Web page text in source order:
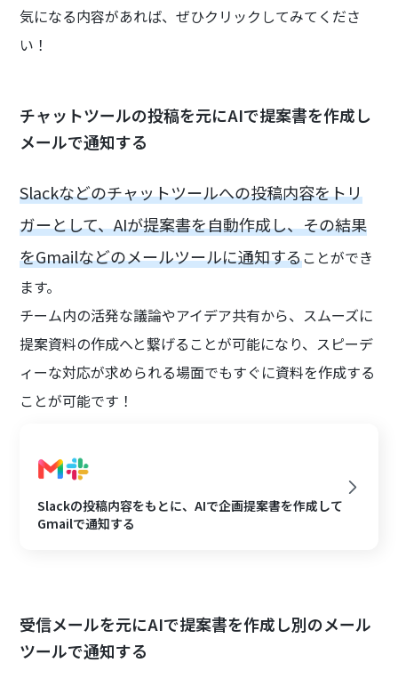
気になる内容があれば、ぜひクリックしてみてくださ
い！
チャットツールの投稿を元にAIで提案書を作成し
メールで通知する
Slackなどのチャットツールへの投稿内容をトリ
ガーとして、AIが提案書を自動作成し、その結果
をGmailなどのメールツールに通知することができ
ます。
チーム内の活発な議論やアイデア共有から、スムーズに
提案資料の作成へと繋げることが可能になり、スピーデ
ィーな対応が求められる場面でもすぐに資料を作成する
ことが可能です！
Slackの投稿内容をもとに、AIで企画提案書を作成して
Gmailで通知する
受信メールを元にAIで提案書を作成し別のメール
ツールで通知する